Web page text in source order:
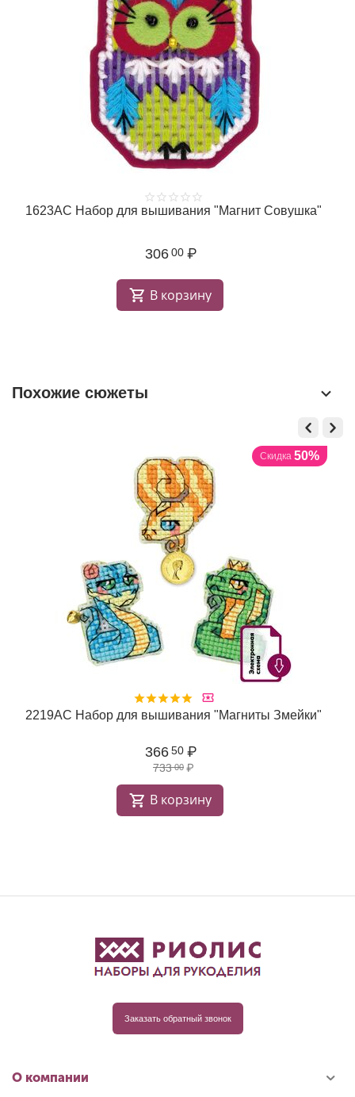
1623АС Набор для вышивания "Магнит Совушка"
306 00 ₽
В корзину
Похожие сюжеты
Скидка 50%
2219АС Набор для вышивания "Магниты Змейки"
733 00 ₽
366 50 ₽
В корзину
Заказать обратный звонок
О компании